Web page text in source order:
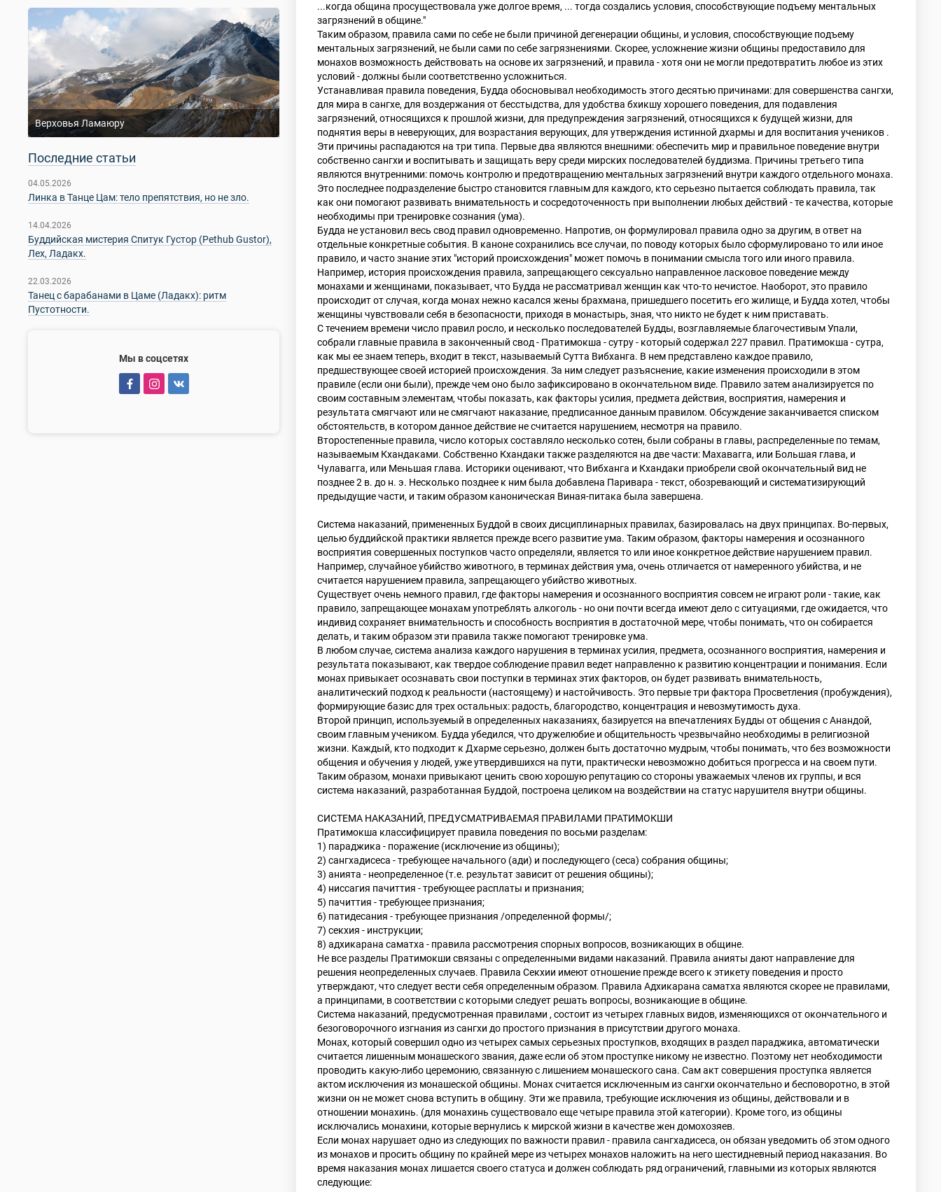
Верховья Ламаюру
Последние статьи
04.05.2026
Линка в Танце Цам: тело препятствия, но не зло.
14.04.2026
Буддийская мистерия Спитук Густор (Pethub Gustor),
Лех, Ладакх.
22.03.2026
Танец с барабанами в Цаме (Ладакх): ритм
Пустотности.
Мы в соцсетях
...когда община просуществовала уже долгое время, ... тогда создались условия, способствующие подъему ментальных
загрязнений в общине."
Таким образом, правила сами по себе не были причиной дегенерации общины, и условия, способствующие подъему
ментальных загрязнений, не были сами по себе загрязнениями. Скорее, усложнение жизни общины предоставило для
монахов возможность действовать на основе их загрязнений, и правила - хотя они не могли предотвратить любое из этих
условий - должны были соответственно усложниться.
Устанавливая правила поведения, Будда обосновывал необходимость этого десятью причинами: для совершенства сангхи,
для мира в сангхе, для воздержания от бесстыдства, для удобства бхикшу хорошего поведения, для подавления
загрязнений, относящихся к прошлой жизни, для предупреждения загрязнений, относящихся к будущей жизни, для
поднятия веры в неверующих, для возрастания верующих, для утверждения истинной дхармы и для воспитания учеников .
Эти причины распадаются на три типа. Первые два являются внешними: обеспечить мир и правильное поведение внутри
собственно сангхи и воспитывать и защищать веру среди мирских последователей буддизма. Причины третьего типа
являются внутренними: помочь контролю и предотвращению ментальных загрязнений внутри каждого отдельного монаха.
Это последнее подразделение быстро становится главным для каждого, кто серьезно пытается соблюдать правила, так
как они помогают развивать внимательность и сосредоточенность при выполнении любых действий - те качества, которые
необходимы при тренировке сознания (ума).
Будда не установил весь свод правил одновременно. Напротив, он формулировал правила одно за другим, в ответ на
отдельные конкретные события. В каноне сохранились все случаи, по поводу которых было сформулировано то или иное
правило, и часто знание этих "историй происхождения" может помочь в понимании смысла того или иного правила.
Например, история происхождения правила, запрещающего сексуально направленное ласковое поведение между
монахами и женщинами, показывает, что Будда не рассматривал женщин как что-то нечистое. Наоборот, это правило
происходит от случая, когда монах нежно касался жены брахмана, пришедшего посетить его жилище, и Будда хотел, чтобы
женщины чувствовали себя в безопасности, приходя в монастырь, зная, что никто не будет к ним приставать.
С течением времени число правил росло, и несколько последователей Будды, возглавляемые благочестивым Упали,
собрали главные правила в законченный свод - Пратимокша - сутру - который содержал 227 правил. Пратимокша - сутра,
как мы ее знаем теперь, входит в текст, называемый Сутта Вибханга. В нем представлено каждое правило,
предшествующее своей историей происхождения. За ним следует разъяснение, какие изменения происходили в этом
правиле (если они были), прежде чем оно было зафиксировано в окончательном виде. Правило затем анализируется по
своим составным элементам, чтобы показать, как факторы усилия, предмета действия, восприятия, намерения и
результата смягчают или не смягчают наказание, предписанное данным правилом. Обсуждение заканчивается списком
обстоятельств, в котором данное действие не считается нарушением, несмотря на правило.
Второстепенные правила, число которых составляло несколько сотен, были собраны в главы, распределенные по темам,
называемым Кхандаками. Собственно Кхандаки также разделяются на две части: Махавагга, или Большая глава, и
Чулавагга, или Меньшая глава. Историки оценивают, что Вибханга и Кхандаки приобрели свой окончательный вид не
позднее 2 в. до н. э. Несколько позднее к ним была добавлена Паривара - текст, обозревающий и систематизирующий
предыдущие части, и таким образом каноническая Виная-питака была завершена.
Система наказаний, примененных Буддой в своих дисциплинарных правилах, базировалась на двух принципах. Во-первых,
целью буддийской практики является прежде всего развитие ума. Таким образом, факторы намерения и осознанного
восприятия совершенных поступков часто определяли, является то или иное конкретное действие нарушением правил.
Например, случайное убийство животного, в терминах действия ума, очень отличается от намеренного убийства, и не
считается нарушением правила, запрещающего убийство животных.
Существует очень немного правил, где факторы намерения и осознанного восприятия совсем не играют роли - такие, как
правило, запрещающее монахам употреблять алкоголь - но они почти всегда имеют дело с ситуациями, где ожидается, что
индивид сохраняет внимательность и способность восприятия в достаточной мере, чтобы понимать, что он собирается
делать, и таким образом эти правила также помогают тренировке ума.
В любом случае, система анализа каждого нарушения в терминах усилия, предмета, осознанного восприятия, намерения и
результата показывают, как твердое соблюдение правил ведет направленно к развитию концентрации и понимания. Если
монах привыкает осознавать свои поступки в терминах этих факторов, он будет развивать внимательность,
аналитический подход к реальности (настоящему) и настойчивость. Это первые три фактора Просветления (пробуждения),
формирующие базис для трех остальных: радость, благородство, концентрация и невозмутимость духа.
Второй принцип, используемый в определенных наказаниях, базируется на впечатлениях Будды от общения с Анандой,
своим главным учеником. Будда убедился, что дружелюбие и общительность чрезвычайно необходимы в религиозной
жизни. Каждый, кто подходит к Дхарме серьезно, должен быть достаточно мудрым, чтобы понимать, что без возможности
общения и обучения у людей, уже утвердившихся на пути, практически невозможно добиться прогресса и на своем пути.
Таким образом, монахи привыкают ценить свою хорошую репутацию со стороны уважаемых членов их группы, и вся
система наказаний, разработанная Буддой, построена целиком на воздействии на статус нарушителя внутри общины.
СИСТЕМА НАКАЗАНИЙ, ПРЕДУСМАТРИВАЕМАЯ ПРАВИЛАМИ ПРАТИМОКШИ
Пратимокша классифицирует правила поведения по восьми разделам:
1) параджика - поражение (исключение из общины);
2) сангхадисеса - требующее начального (ади) и последующего (сеса) собрания общины;
3) анията - неопределенное (т.е. результат зависит от решения общины);
4) ниссагия пачиттия - требующее расплаты и признания;
5) пачиттия - требующее признания;
6) патидесания - требующее признания /определенной формы/;
7) секхия - инструкции;
8) адхикарана саматха - правила рассмотрения спорных вопросов, возникающих в общине.
Не все разделы Пратимокши связаны с определенными видами наказаний. Правила анияты дают направление для
решения неопределенных случаев. Правила Секхии имеют отношение прежде всего к этикету поведения и просто
утверждают, что следует вести себя определенным образом. Правила Адхикарана саматха являются скорее не правилами,
а принципами, в соответствии с которыми следует решать вопросы, возникающие в общине.
Система наказаний, предусмотренная правилами , состоит из четырех главных видов, изменяющихся от окончательного и
безоговорочного изгнания из сангхи до простого признания в присутствии другого монаха.
Монах, который совершил одно из четырех самых серьезных проступков, входящих в раздел параджика, автоматически
считается лишенным монашеского звания, даже если об этом проступке никому не известно. Поэтому нет необходимости
проводить какую-либо церемонию, связанную с лишением монашеского сана. Сам акт совершения проступка является
актом исключения из монашеской общины. Монах считается исключенным из сангхи окончательно и бесповоротно, в этой
жизни он не может снова вступить в общину. Эти же правила, требующие исключения из общины, действовали и в
отношении монахинь. (для монахинь существовало еще четыре правила этой категории). Кроме того, из общины
исключались монахини, которые вернулись к мирской жизни в качестве жен домохозяев.
Если монах нарушает одно из следующих по важности правил - правила сангхадисеса, он обязан уведомить об этом одного
из монахов и просить общину по крайней мере из четырех монахов наложить на него шестидневный период наказания. Во
время наказания монах лишается своего статуса и должен соблюдать ряд ограничений, главными из которых являются
следующие: